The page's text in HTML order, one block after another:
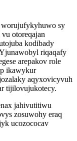
worujufykyhuwo sy
otoreqajan
kodibady
riqaqafy
arepakov role
ikawykur
aqyxovicyvuh
tijilovujukotecy.
jahivutitiwu
zosuwohy eraq
ucozococav